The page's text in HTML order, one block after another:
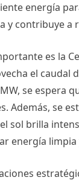
energía
y contribuye a
es la
el caudal
se espera
Además, se
sol brilla
energía